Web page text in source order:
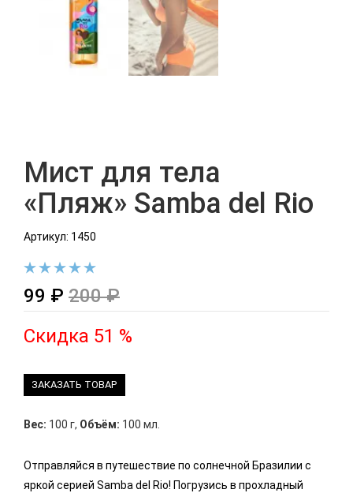
Мист для тела
«Пляж» Samba del Rio
Артикул: 1450
99 ₽ 200 ₽
Скидка 51 %
ЗАКАЗАТЬ ТОВАР
Вес: 100 г, Объём: 100 мл.
Отправляйся в путешествие по солнечной Бразилии с
яркой серией Samba del Rio! Погрузись в прохладный